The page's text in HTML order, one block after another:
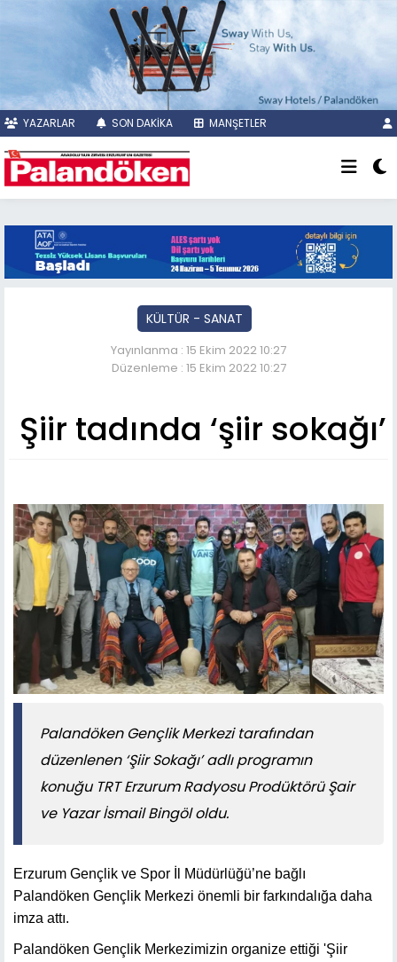
YAZARLAR SON DAKİKA MANŞETLER
KÜLTÜR - SANAT
Yayınlanma : 15 Ekim 2022 10:27
Düzenleme : 15 Ekim 2022 10:27
Şiir tadında ‘şiir sokağı’
Palandöken Gençlik Merkezi tarafından
düzenlenen ‘Şiir Sokağı’ adlı programın
konuğu TRT Erzurum Radyosu Prodüktörü Şair
ve Yazar İsmail Bingöl oldu.
Erzurum Gençlik ve Spor İl Müdürlüğü’ne bağlı
Palandöken Gençlik Merkezi önemli bir farkındalığa daha
imza attı.
Palandöken Gençlik Merkezimizin organize ettiği 'Şiir